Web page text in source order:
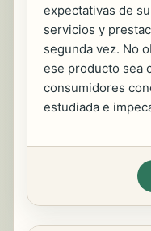
expectativas de
servicios y
segunda vez. No
ese producto sea
consumidores
estudiada e